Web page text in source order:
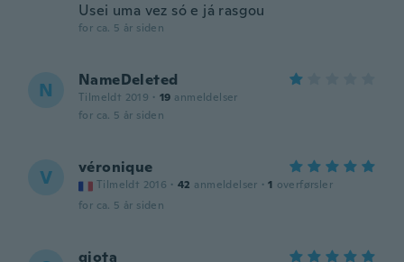
Usei uma vez só e já rasgou
for ca. 5 år siden
N NameDeleted
Tilmeldt 2019 · 19 anmeldelser
for ca. 5 år siden
V véronique
Tilmeldt 2016 · 42 anmeldelser · 1 overførsler
for ca. 5 år siden
giota